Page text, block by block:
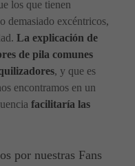
los que tienen
demasiado excéntricos,
La explicación de
de pila comunes
, y que es
encontramos en un
facilitaría las
por nuestras Fans